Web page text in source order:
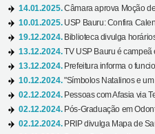
14.01.2025.Câmara aprova Moção
10.01.2025. USP Bauru: Confira
19.12.2024. Biblioteca divulga
13.12.2024.TV USP Bauru é campeã
13.12.2024. Prefeitura informa o
10.12.2024."Símbolos Natalinos e
02.12.2024. Pessoas com Afasia via
02.12.2024. Pós-Graduação em
02.12.2024. PRIP divulga Mapa de